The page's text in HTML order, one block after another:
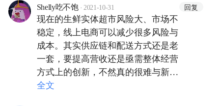
Shelly吃不饱 · 2021-10-31 回复
现在的生鲜实体超市风险大、市场不
稳定，线上电商可以减少很多风险与
成本。其实供应链和配送方式还是老
一套，要提高营收还是亟需整体经营
方式上的创新，不然真的很难与新入
场却拥有雄厚资金的巨头们争夺市
全文